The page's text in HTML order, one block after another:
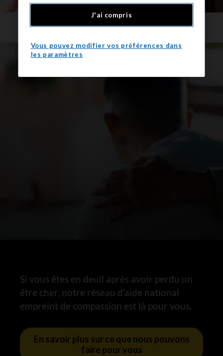
Si vous êtes en deuil après avoir perdu un
être cher, notre réseau d’aide national
empreint de compassion est là pour vous.
En savoir plus sur ce que nous pouvons
faire pour vous
J'ai compris
Vous pouvez modifier vos préférences dans
les paramètres